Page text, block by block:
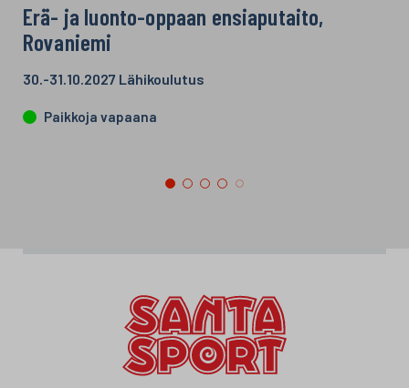
Erä- ja luonto-oppaan ensiaputaito,
Rovaniemi
30.-31.10.2027 Lähikoulutus
Paikkoja vapaana